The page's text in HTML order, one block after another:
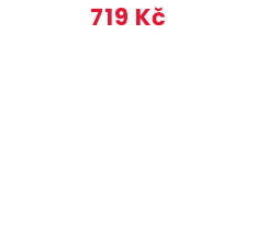
719 Kč